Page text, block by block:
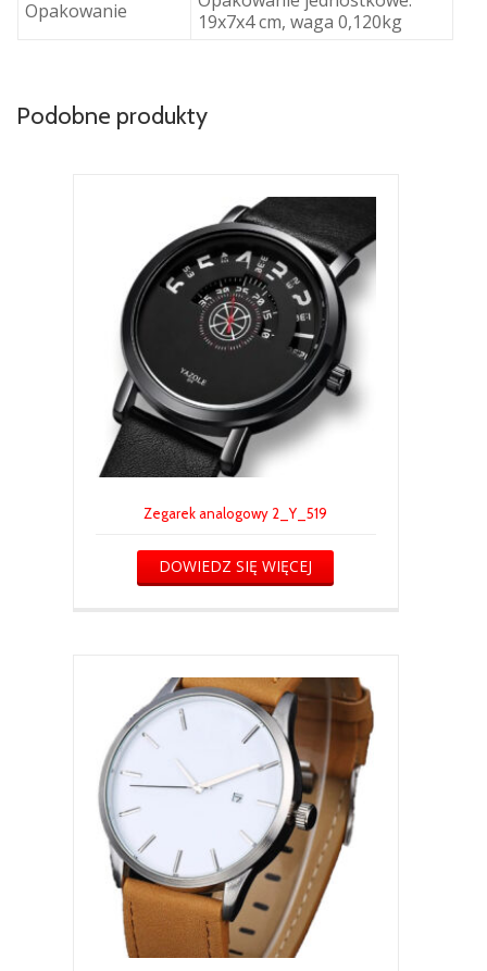
Opakowanie
19x7x4 cm, waga 0,120kg
Podobne produkty
Zegarek analogowy 2_Y_519
DOWIEDZ SIĘ WIĘCEJ